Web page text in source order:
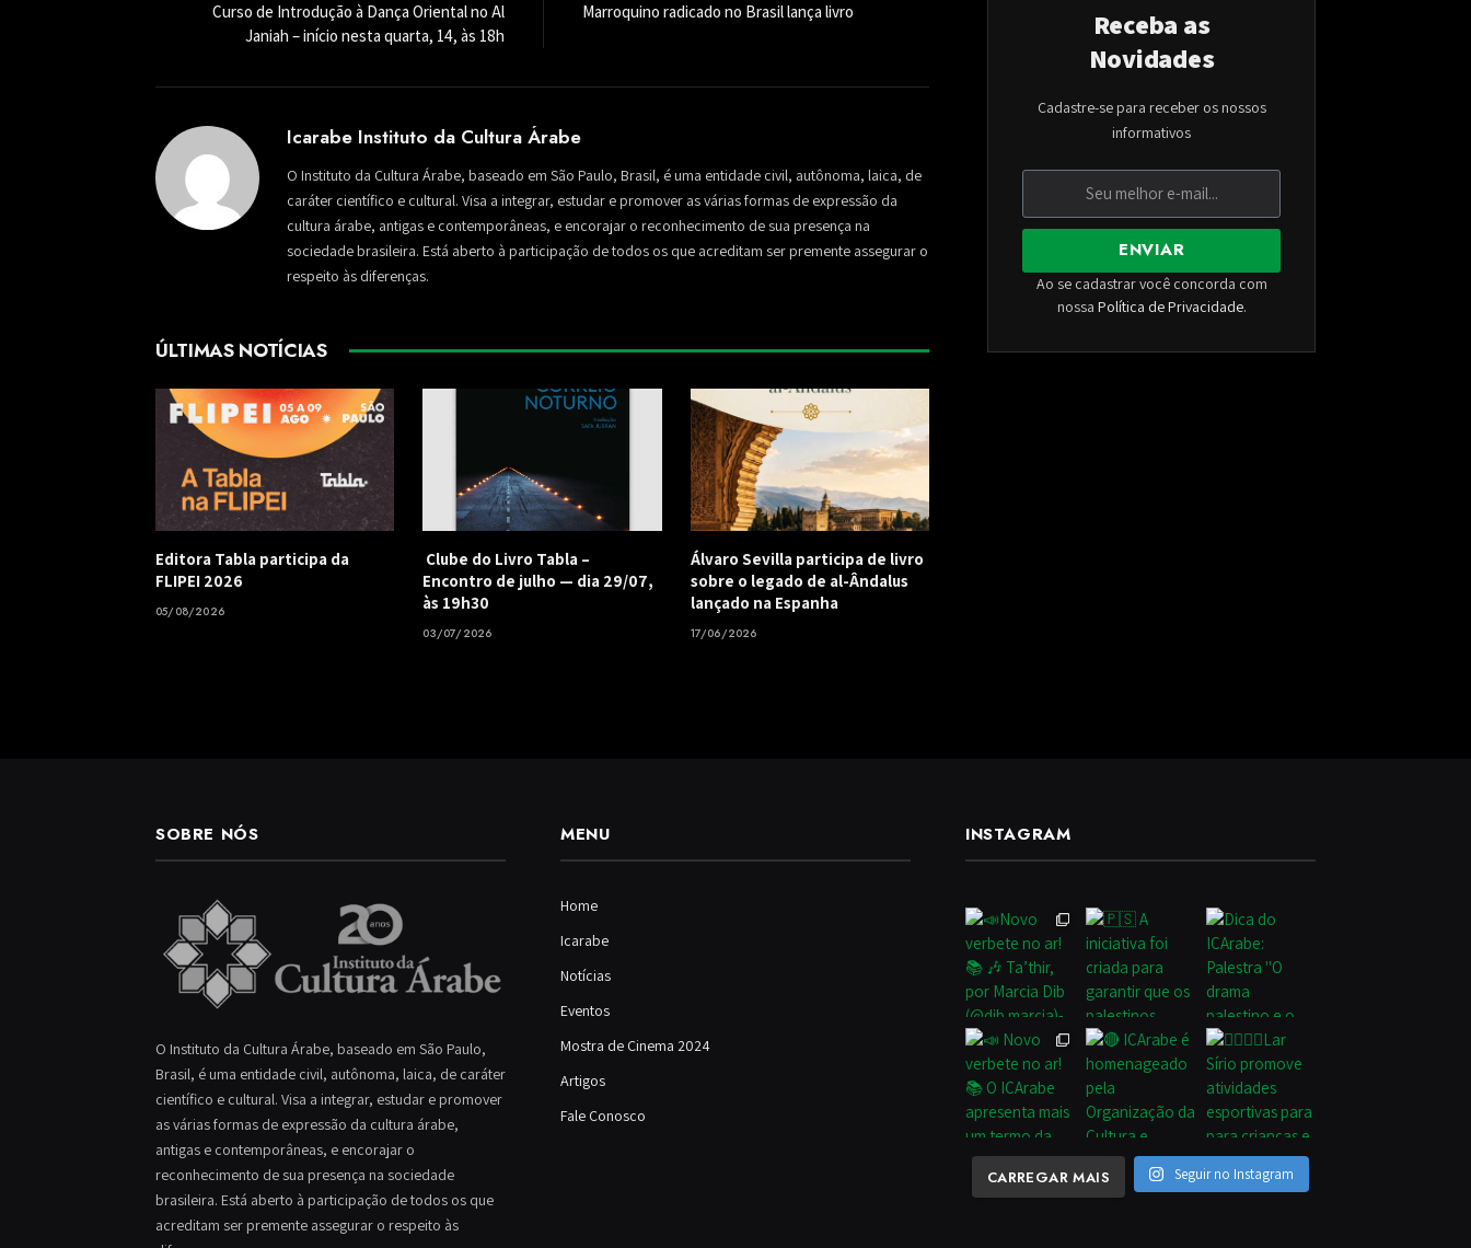
Curso de Introdução à Dança Oriental no Al
Janiah – início nesta quarta, 14, às 18h
Marroquino radicado no Brasil lança livro
Icarabe Instituto da Cultura Árabe
O Instituto da Cultura Árabe, baseado em São Paulo, Brasil, é uma entidade civil, autônoma, laica, de
caráter científico e cultural. Visa a integrar, estudar e promover as várias formas de expressão da
cultura árabe, antigas e contemporâneas, e encorajar o reconhecimento de sua presença na
sociedade brasileira. Está aberto à participação de todos os que acreditam ser premente assegurar o
respeito às diferenças.
ÚLTIMAS NOTÍCIAS
Editora Tabla participa da
FLIPEI 2026
05/08/2026
Clube do Livro Tabla –
Encontro de julho — dia 29/07,
às 19h30
03/07/2026
Álvaro Sevilla participa de livro
sobre o legado de al-Ândalus
lançado na Espanha
17/06/2026
Receba as
Novidades
Cadastre-se para receber os nossos
informativos
ENVIAR
Ao se cadastrar você concorda com
nossa Política de Privacidade.
SOBRE NÓS
O Instituto da Cultura Árabe, baseado em São Paulo,
Brasil, é uma entidade civil, autônoma, laica, de caráter
científico e cultural. Visa a integrar, estudar e promover
as várias formas de expressão da cultura árabe,
antigas e contemporâneas, e encorajar o
reconhecimento de sua presença na sociedade
brasileira. Está aberto à participação de todos os que
acreditam ser premente assegurar o respeito às
MENU
Home
Icarabe
Notícias
Eventos
Mostra de Cinema 2024
Artigos
Fale Conosco
INSTAGRAM
CARREGAR MAIS Seguir no Instagram